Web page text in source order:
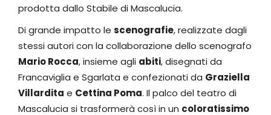
prodotta dallo Stabile di Mascalucia.
Di grande impatto le scenografie, realizzate dagli
stessi autori con la collaborazione dello scenografo
Mario Rocca, insieme agli abiti, disegnati da
Francaviglia e Sgarlata e confezionati da Graziella
Villardita e Cettina Poma. Il palco del teatro di
Mascalucia si trasformerà così in un coloratissimo